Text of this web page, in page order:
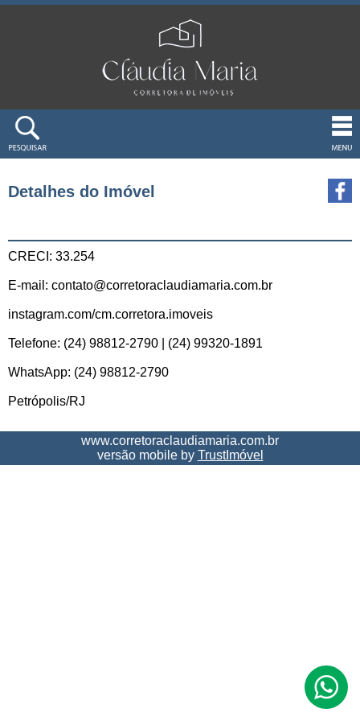
Detalhes do Imóvel
CRECI: 33.254
E-mail: contato@corretoraclaudiamaria.com.br
instagram.com/cm.corretora.imoveis
Telefone: (24) 98812-2790 | (24) 99320-1891
WhatsApp: (24) 98812-2790
Petrópolis/RJ
www.corretoraclaudiamaria.com.br
versão mobile by TrustImóvel